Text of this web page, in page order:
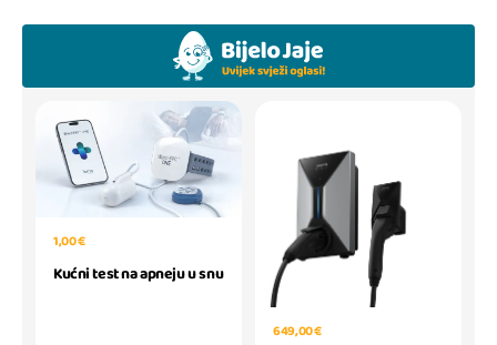
1,00 €
Kućni test na apneju u snu
649,00 €